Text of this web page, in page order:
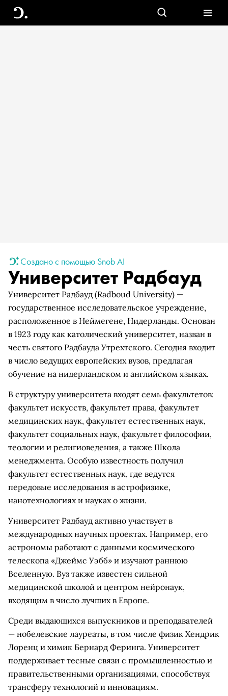
Создано с помощью Snob AI
Университет Радбауд
Университет Радбауд (Radboud University) —
государственное исследовательское учреждение,
расположенное в Неймегене, Нидерланды. Основан
в 1923 году как католический университет, назван в
честь святого Радбауда Утрехтского. Сегодня входит
в число ведущих европейских вузов, предлагая
обучение на нидерландском и английском языках.
В структуру университета входят семь факультетов:
факультет искусств, факультет права, факультет
медицинских наук, факультет естественных наук,
факультет социальных наук, факультет философии,
теологии и религиоведения, а также Школа
менеджмента. Особую известность получил
факультет естественных наук, где ведутся
передовые исследования в астрофизике,
нанотехнологиях и науках о жизни.
Университет Радбауд активно участвует в
международных научных проектах. Например, его
астрономы работают с данными космического
телескопа «Джеймс Уэбб» и изучают раннюю
Вселенную. Вуз также известен сильной
медицинской школой и центром нейронаук,
входящим в число лучших в Европе.
Среди выдающихся выпускников и преподавателей
— нобелевские лауреаты, в том числе физик Хендрик
Лоренц и химик Бернард Феринга. Университет
поддерживает тесные связи с промышленностью и
правительственными организациями, способствуя
трансферу технологий и инновациям.